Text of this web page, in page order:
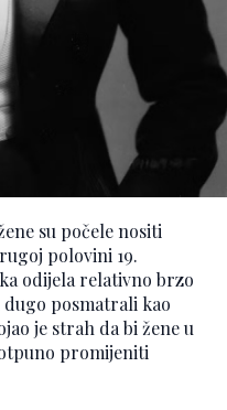
su počele nositi
polovini 19.
odijela relativno brzo
posmatrali kao
je strah da bi žene u
promijeniti